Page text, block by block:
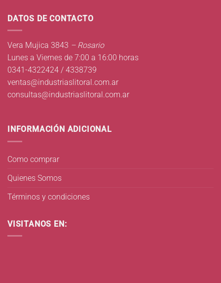
DATOS DE CONTACTO
Vera Mujica 3843 – Rosario
Lunes a Viernes de 7:00 a 16:00 horas
0341-4322424 / 4338739
ventas@industriaslitoral.com.ar
consultas@industriaslitoral.com.ar
INFORMACIÓN ADICIONAL
Como comprar
Quienes Somos
Términos y condiciones
VISITANOS EN: